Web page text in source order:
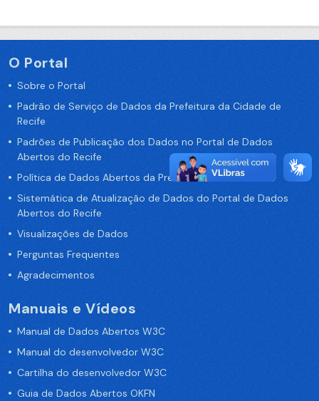
O Portal
Sobre o Portal
Padrão de Serviço de Dados da Prefeitura da Cidade de
Recife
Padrões de Publicação dos Dados no Portal de Dados
Abertos do Recife
Política de Dados Abertos da Prefeitura do Recife
Sistemática de Atualização de Dados do Portal de Dados
Abertos do Recife
Visualizações de Dados
Perguntas Frequentes
Agradecimentos
Manuais e Vídeos
Manual de Dados Abertos W3C
Manual do desenvolvedor W3C
Cartilha do desenvolvedor W3C
Guia de Dados Abertos OKFN